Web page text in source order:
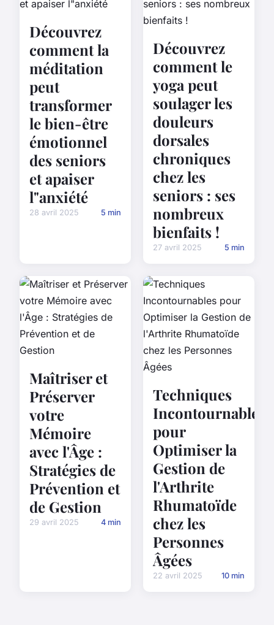
Découvrez
comment la
méditation
peut
transformer
le bien-être
émotionnel
des seniors
et apaiser
l"anxiété
28 avril 2025 5 min
Découvrez
comment le
yoga peut
soulager les
douleurs
dorsales
chroniques
chez les
seniors : ses
nombreux
bienfaits !
27 avril 2025 5 min
Maîtriser et
Préserver
votre
Mémoire
avec l'Âge :
Stratégies de
Prévention et
de Gestion
29 avril 2025 4 min
Techniques
Incontournables
pour
Optimiser la
Gestion de
l'Arthrite
Rhumatoïde
chez les
Personnes
Âgées
22 avril 2025 10 min